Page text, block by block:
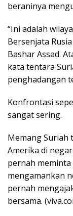
beraninya
“Ini adalah
Bersenjata
Bashar Assad.
kata tentara
penghadangan
Konfrontasi
sangat sering.
Memang Suriah
Amerika di
pernah
mengamankan
pernah
bersama.